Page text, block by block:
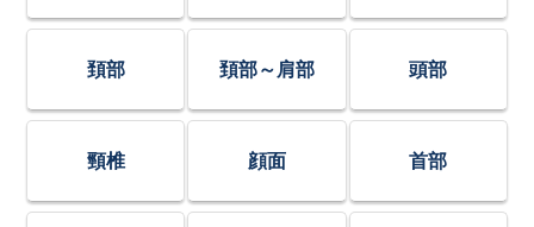
頚部 頚部～肩部 頭部
頸椎 顔面 首部